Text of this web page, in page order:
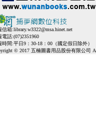
信箱:library.w3322@msa.hinet.net
電話:(07)2351960
時間:平日9：30-18：00（國定假日除外）
© 2017 五楠圖書用品股份有限公司